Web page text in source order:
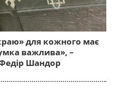
для кожного має
важлива», –
Шандор